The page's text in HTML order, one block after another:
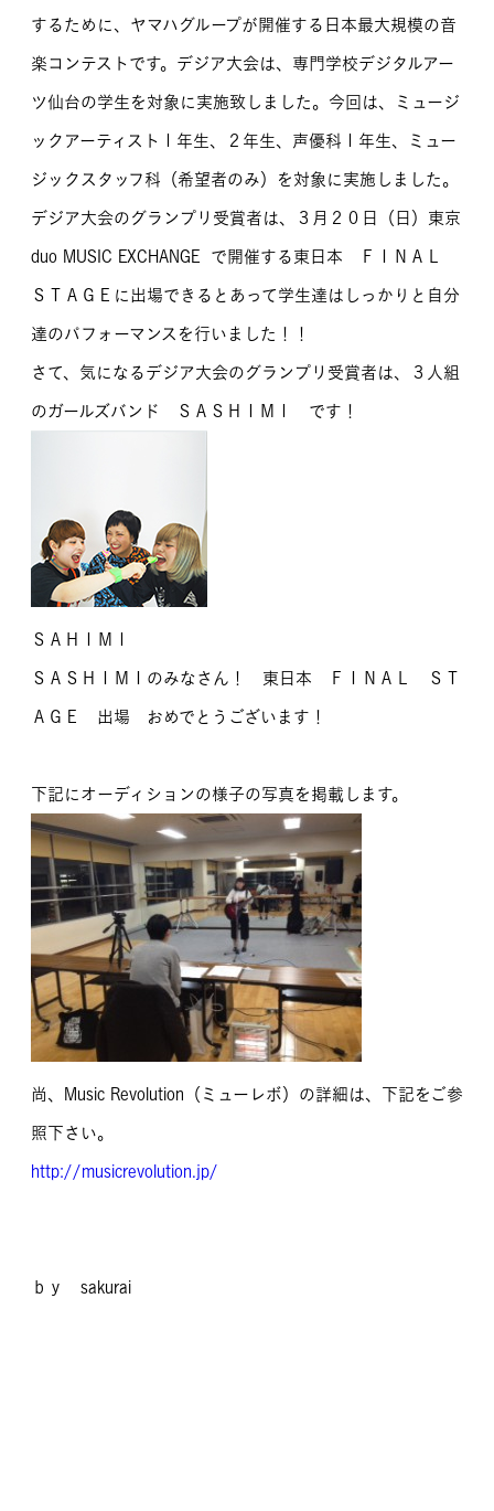
交通アクセス
学校情報公開
よくある質問
個人情報保護
するために、ヤマハグループが開催する日本最大規模の音
楽コンテストです。デジア大会は、専門学校デジタルアー
ツ仙台の学生を対象に実施致しました。今回は、ミュージ
ックアーティスト１年生、２年生、声優科１年生、ミュー
ジックスタッフ科（希望者のみ）を対象に実施しました。
デジア大会のグランプリ受賞者は、３月２０日（日）東京
duo MUSIC EXCHANGE で開催する東日本 ＦＩＮＡＬ
ＳＴＡＧＥに出場できるとあって学生達はしっかりと自分
達のパフォーマンスを行いました！！
さて、気になるデジア大会のグランプリ受賞者は、３人組
のガールズバンド ＳＡＳＨＩＭＩ です！
ＳＡＨＩＭＩ
ＳＡＳＨＩＭＩのみなさん！ 東日本 ＦＩＮＡＬ ＳＴ
ＡＧＥ 出場 おめでとうございます！
下記にオーディションの様子の写真を掲載します。
尚、Music Revolution（ミューレボ）の詳細は、下記をご参
照下さい。
http://musicrevolution.jp/
ｂｙ sakurai